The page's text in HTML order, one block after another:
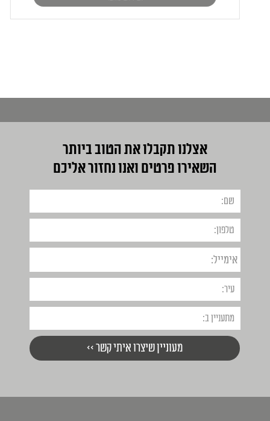
אצלנו תקבלו את הטוב ביותר
השאירו פרטים ואנו נחזור אליכם